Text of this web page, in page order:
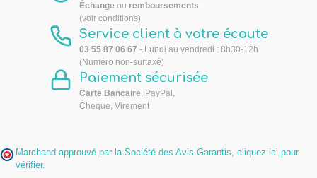
Échange ou remboursements
(voir conditions)
Service client à votre écoute
03 55 87 06 67 - Lundi au vendredi : 8h30-12h
(Numéro non-surtaxé)
Paiement sécurisée
Carte Bancaire, PayPal,
Cheque, Virement
Marchand approuvé par la Société des Avis Garantis, cliquez ici pour
vérifier.